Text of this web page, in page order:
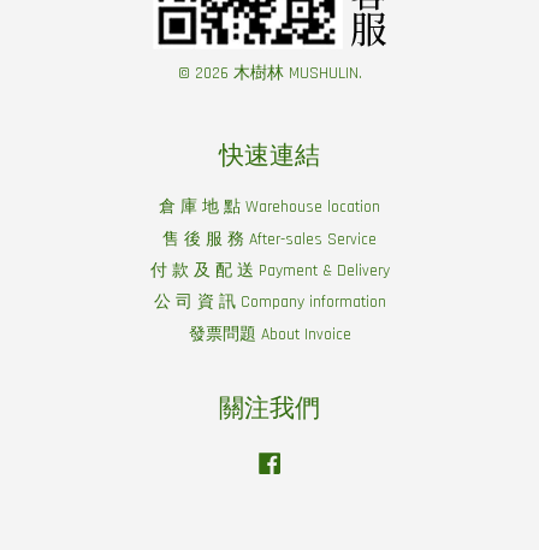
© 2026 木樹林 MUSHULIN.
快速連結
倉 庫 地 點 Warehouse location
售 後 服 務 After-sales Service
付 款 及 配 送 Payment & Delivery
公 司 資 訊 Company information
發票問題 About Invoice
關注我們